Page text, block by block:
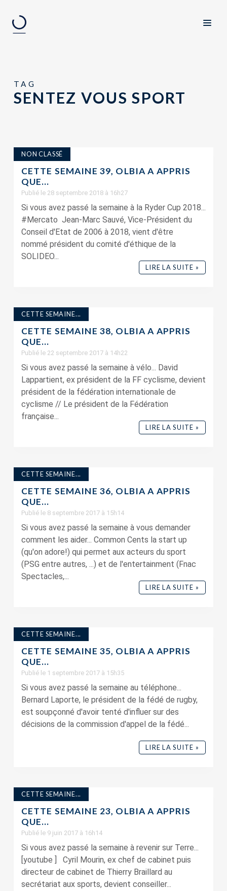
TAG
SENTEZ VOUS SPORT
NON CLASSÉ
CETTE SEMAINE 39, OLBIA A APPRIS
QUE…
Publié le 28 septembre 2018 à 16h27
Si vous avez passé la semaine à la Ryder Cup 2018...
#Mercato Jean-Marc Sauvé, Vice-Président du
Conseil d'Etat de 2006 à 2018, vient d'être
nommé président du comité d'éthique de la
SOLIDEO...
LIRE LA SUITE »
CETTE SEMAINE...
CETTE SEMAINE 38, OLBIA A APPRIS
QUE…
Publié le 22 septembre 2017 à 14h22
Si vous avez passé la semaine à vélo... David
Lappartient, ex président de la FF cyclisme, devient
président de la fédération internationale de
cyclisme // Le président de la Fédération
française...
LIRE LA SUITE »
CETTE SEMAINE...
CETTE SEMAINE 36, OLBIA A APPRIS
QUE…
Publié le 8 septembre 2017 à 15h14
Si vous avez passé la semaine à vous demander
comment les aider... Common Cents la start up
(qu'on adore!) qui permet aux acteurs du sport
(PSG entre autres, ...) et de l'entertainment (Fnac
Spectacles,...
LIRE LA SUITE »
CETTE SEMAINE...
CETTE SEMAINE 35, OLBIA A APPRIS
QUE…
Publié le 1 septembre 2017 à 15h35
Si vous avez passé la semaine au téléphone...
Bernard Laporte, le président de la fédé de rugby,
est soupçonné d'avoir tenté d'influer sur des
décisions de la commission d'appel de la fédé...
LIRE LA SUITE »
CETTE SEMAINE...
CETTE SEMAINE 23, OLBIA A APPRIS
QUE…
Publié le 9 juin 2017 à 16h14
Si vous avez passé la semaine à revenir sur Terre...
[youtube ] Cyril Mourin, ex chef de cabinet puis
directeur de cabinet de Thierry Braillard au
secrétariat aux sports, devient conseiller...